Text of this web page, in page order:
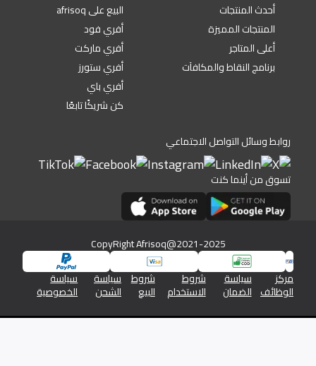
أحدث المنتجات
المنتجات المميزة
أعلى المتاجر
برنامج النقاط والمكافآت
البيع على afrisoq
أفري فود
أفري ماركت
أفري ستورز
أفري باي
كن شريكًا تابعًا
روابط وسائل التواصل الاجتماعي
تسوق من أينما كنت
CopyRight Afrisoq@2021-2025
مركز
الوظائف
سياسة
الضمان
شروط
الاستخدام
شروط
البيع
سياسة
الشحن
سياسة
الخصوصية